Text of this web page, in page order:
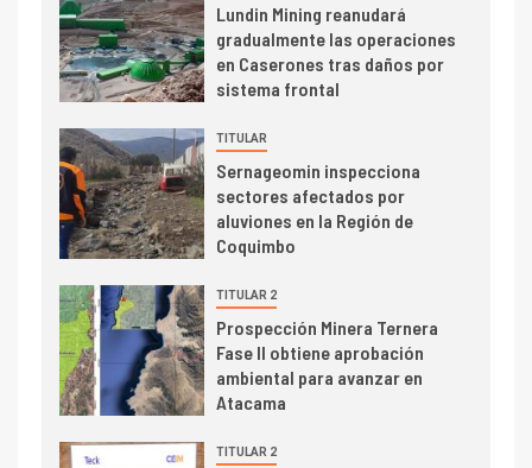
2
I+D
Producción minera en mayo de
2026 cae 10,6%
3
PIB minero impacta el
crecimiento regional: Banco
Central reporta resultados
trimestre
4 I+D
Informe bimensual de
Cochilco: precio del cobre
alcanza máximos por escasez
de concentrados
5 I+D
Lundin Mining reanudará
gradualmente las operaciones
en Caserones tras daños por
sistema frontal
TITULAR
Sernageomin inspecciona
sectores afectados por
aluviones en la Región de
Coquimbo
TITULAR 2
Prospección Minera Ternera
Fase II obtiene aprobación
ambiental para avanzar en
Atacama
TITULAR 2